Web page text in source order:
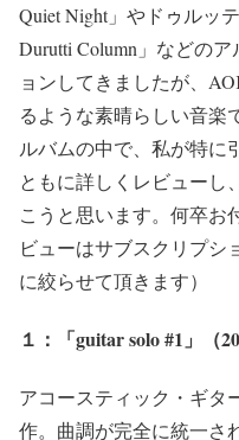
Quiet Night」やドゥルッ
Durutti Column」などの
ョンしてきましたが、
るような素晴らしい音楽
ルバムの中で、私が特に
ともに詳しくレビューし
こうと思います。何卒お
ビューはサブスクリプシ
に絞らせて頂きます）
１：「guitar solo #1」（
アコースティック・ギタ
作。曲調が完全に統一さ